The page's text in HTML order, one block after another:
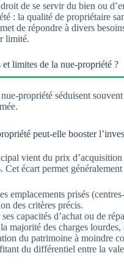
de se servir du bien ou
: la qualité de propriétaire
de répondre à divers
limité.
et limites de la nue-propriété ?
propriété séduisent
peut-elle booster
vient du prix
Cet écart permet généralement
emplacements prisés
des critères précis.
capacités d’achat ou de
majorité des charges
du patrimoine à moindre
du différentiel entre la